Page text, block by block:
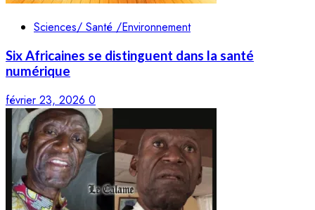
Sciences/ Santé /Environnement
Six Africaines se distinguent dans la santé
numérique
février 23, 2026 0